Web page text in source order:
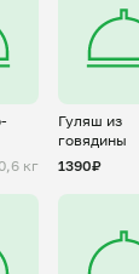
0,6 кг
Гуляш из
говядины
1390₽